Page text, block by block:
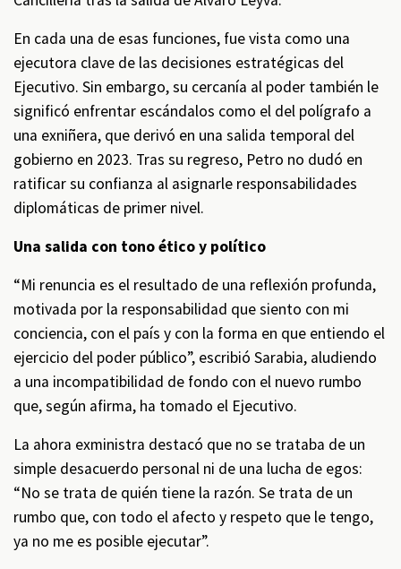
En cada una de esas funciones, fue vista como una
ejecutora clave de las decisiones estratégicas del
Ejecutivo. Sin embargo, su cercanía al poder también le
significó enfrentar escándalos como el del polígrafo a
una exniñera, que derivó en una salida temporal del
gobierno en 2023. Tras su regreso, Petro no dudó en
ratificar su confianza al asignarle responsabilidades
diplomáticas de primer nivel.
Una salida con tono ético y político
“Mi renuncia es el resultado de una reflexión profunda,
motivada por la responsabilidad que siento con mi
conciencia, con el país y con la forma en que entiendo el
ejercicio del poder público”, escribió Sarabia, aludiendo
a una incompatibilidad de fondo con el nuevo rumbo
que, según afirma, ha tomado el Ejecutivo.
La ahora exministra destacó que no se trataba de un
simple desacuerdo personal ni de una lucha de egos:
“No se trata de quién tiene la razón. Se trata de un
rumbo que, con todo el afecto y respeto que le tengo,
ya no me es posible ejecutar”.